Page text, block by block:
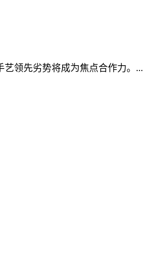
领先劣势将成为焦点合作力。...